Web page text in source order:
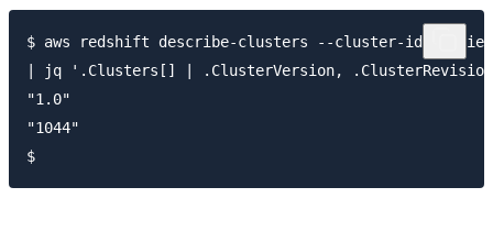
$ aws redshift describe-clusters --cluster-
| jq '.Clusters[] | .ClusterVersion,
"1.0"
"1044"